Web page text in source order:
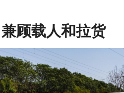
兼顾载人和拉货